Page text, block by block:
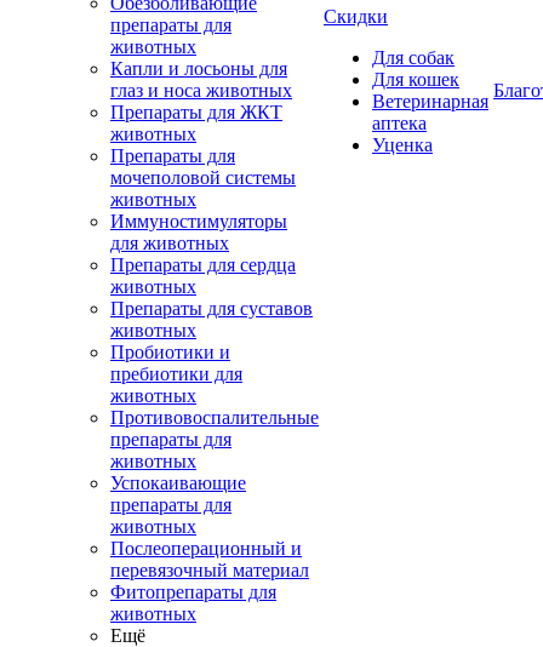
препараты для
животных
Капли и лосьоны для
глаз и носа животных
Препараты для ЖКТ
животных
Препараты для
мочеполовой системы
животных
Иммуностимуляторы
для животных
Препараты для сердца
животных
Препараты для суставов
животных
Пробиотики и
пребиотики для
животных
Противовоспалительные
препараты для
животных
Успокаивающие
препараты для
животных
Послеоперационный и
перевязочный материал
Фитопрепараты для
животных
Ещё
Скидки
Для собак
Для кошек
Ветеринарная
аптека
Уценка